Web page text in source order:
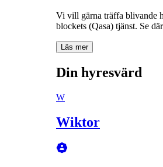
Vi vill gärna träffa blivande
Läs mer
Din hyresvärd
W
Wiktor